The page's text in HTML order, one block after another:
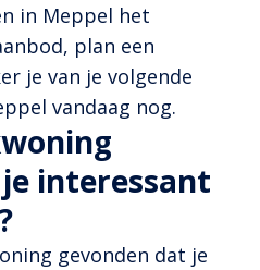
in Meppel het
plan een
je van je volgende
vandaag nog.
interessant
gevonden dat je